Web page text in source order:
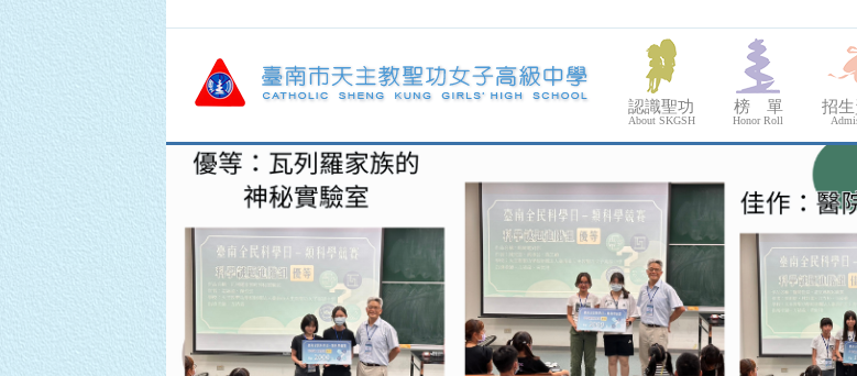
認識聖功
About SKGSH
榜 單
Honor Roll
招